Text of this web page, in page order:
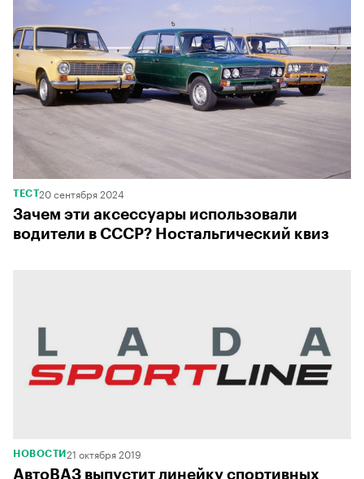
ТЕСТ20 сентября 2024
Зачем эти аксессуары использовали
водители в СССР? Ностальгический квиз
НОВОСТИ 21 октября 2019
АвтоВАЗ выпустит линейку спортивных